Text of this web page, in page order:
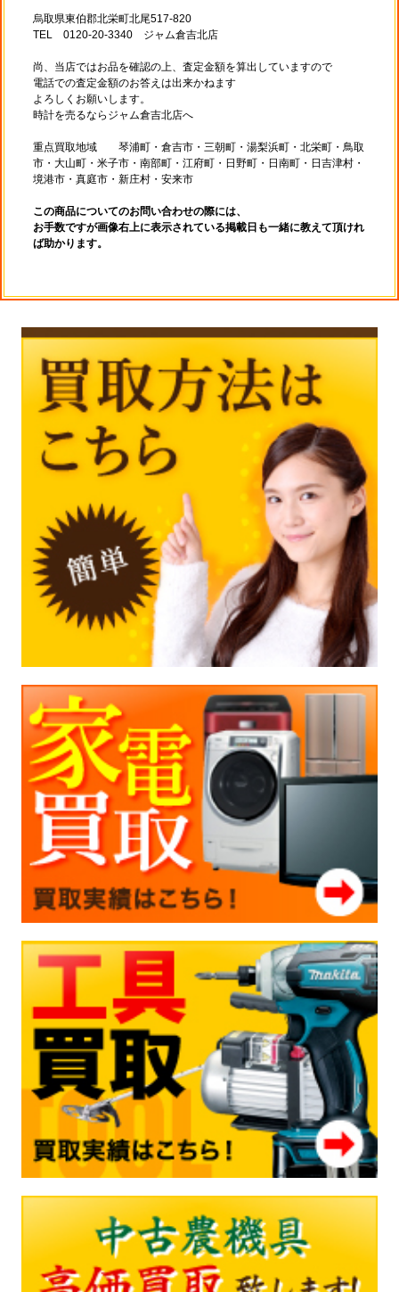
烏取県東伯郡北栄町北尾517-820
TEL 0120-20-3340 ジャム倉吉北店
尚、当店ではお品を確認の上、査定金額を算出していますので
電話での査定金額のお答えは出来かねます
よろしくお願いします。
時計を売るならジャム倉吉北店へ
重点買取地域 琴浦町・倉吉市・三朝町・湯梨浜町・北栄町・鳥取
市・大山町・米子市・南部町・江府町・日野町・日南町・日吉津村・
境港市・真庭市・新庄村・安来市
この商品についてのお問い合わせの際には、
お手数ですが画像右上に表示されている掲載日も一緒に教えて頂けれ
ば助かります。